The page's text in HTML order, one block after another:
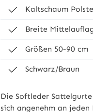
Kaltschaum
Breite
Größen 50-90 cm
Schwarz/Braun
Die Softleder
sich angenehm an